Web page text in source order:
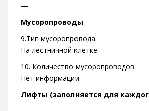
—
Мусоропроводы
9.Тип мусоропровода:
На лестничной клетке
10. Количество мусоропроводов:
Нет информации
Лифты (заполняется для